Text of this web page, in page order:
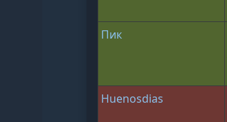
Пик
Huenosdias